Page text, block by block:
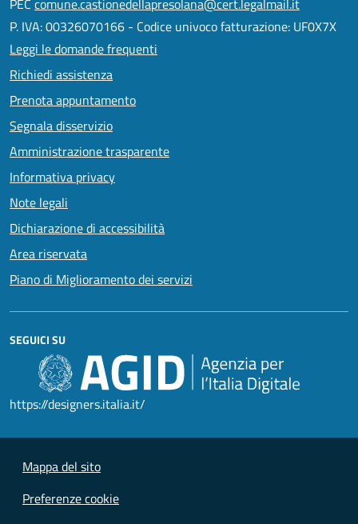
PEC comune.castionedellapresolana@cert.legalmail.it
P. IVA: 00326070166 - Codice univoco fatturazione: UF0X7X
Leggi le domande frequenti
Richiedi assistenza
Prenota appuntamento
Segnala disservizio
Amministrazione trasparente
Informativa privacy
Note legali
Dichiarazione di accessibilità
Area riservata
Piano di Miglioramento dei servizi
SEGUICI SU
https://designers.italia.it/
Mappa del sito
Preferenze cookie